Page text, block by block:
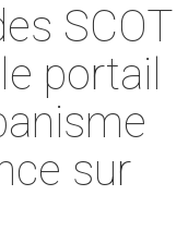
SCOT
portail
sur